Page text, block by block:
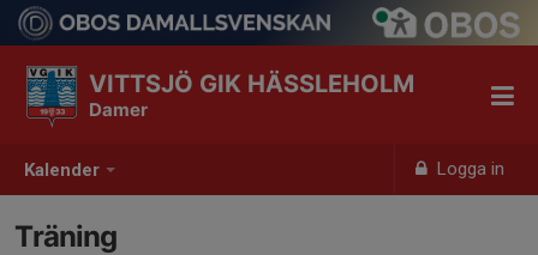
Kalender Logga in
VITTSJÖ GIK HÄSSLEHOLM
Damer
Träning